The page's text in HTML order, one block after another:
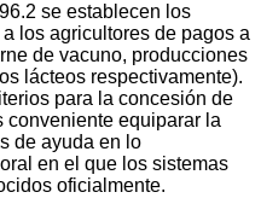
se establecen los
los agricultores de pagos a
de vacuno, producciones
lácteos respectivamente).
para la concesión de
conveniente equiparar la
de ayuda en lo
en el que los sistemas
oficialmente.